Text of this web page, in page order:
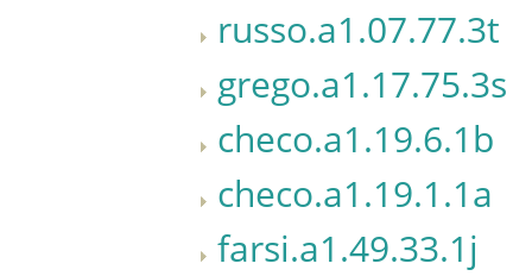
russo.a1.07.77.3t
grego.a1.17.75.3s
checo.a1.19.6.1b
checo.a1.19.1.1a
farsi.a1.49.33.1j